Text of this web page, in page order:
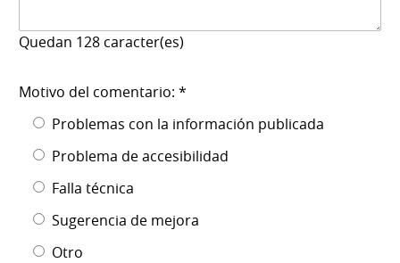
Quedan 128 caracter(es)
Motivo del comentario: *
Problemas con la información publicada
Problema de accesibilidad
Falla técnica
Sugerencia de mejora
Otro